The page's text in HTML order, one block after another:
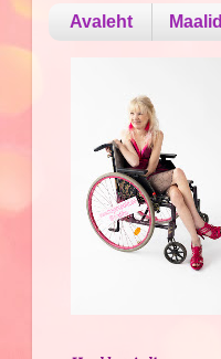
Avaleht Maalid